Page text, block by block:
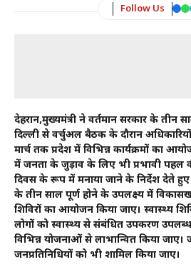
Follow Us
देहरादून,मुख्यमंत्री ने वर्तमान सरकार के तीन
दिल्ली से वर्चुअल बैठक के दौरान
मार्च तक प्रदेश में विभिन्न कार्यक्रमों का
में जनता के जुड़ाव के लिए भी प्रभावी पहल
दिवस के रूप में मनाया जाने के निर्देश देते हुए
के तीन साल पूर्ण होने के उपलक्ष्य में
शिविरों का आयोजन किया जाए। स्वास्थ्य
लोगों को स्वास्थ्य से संबंधित उपकरण
विभिन्न योजनाओं से लाभान्वित किया जाए।
जनप्रतिनिधियों को भी शामिल किया जाए।